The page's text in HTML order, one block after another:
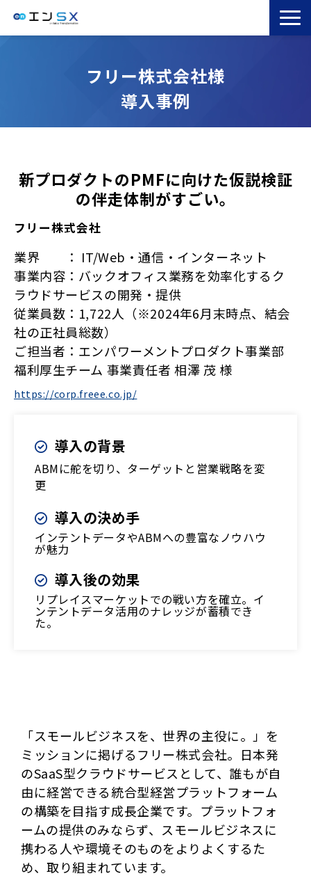
エンSXとは
サービス一覧
セミナー
コラム
フリー株式会社様
導入事例
新プロダクトのPMFに向けた仮説検証
の伴走体制がすごい。
フリー株式会社
業界 ： IT/Web・通信・インターネット
事業内容：バックオフィス業務を効率化するク
ラウドサービスの開発・提供
従業員数：1,722人（※2024年6月末時点、結会
社の正社員総数）
ご担当者：エンパワーメントプロダクト事業部
福利厚生チーム 事業責任者 相澤 茂 様
https://corp.freee.co.jp/
導入の背景
ABMに舵を切り、ターゲットと営業戦略を変
更
導入の決め手
インテントデータやABMへの豊富なノウハウ
が魅力
導入後の効果
リプレイスマーケットでの戦い方を確立。イ
ンテントデータ活用のナレッジが蓄積でき
た。
「スモールビジネスを、世界の主役に。」を
ミッションに掲げるフリー株式会社。日本発
のSaaS型クラウドサービスとして、誰もが自
由に経営できる統合型経営プラットフォーム
の構築を目指す成長企業です。プラットフォ
ームの提供のみならず、スモールビジネスに
携わる人や環境そのものをよりよくするた
め、取り組まれています。